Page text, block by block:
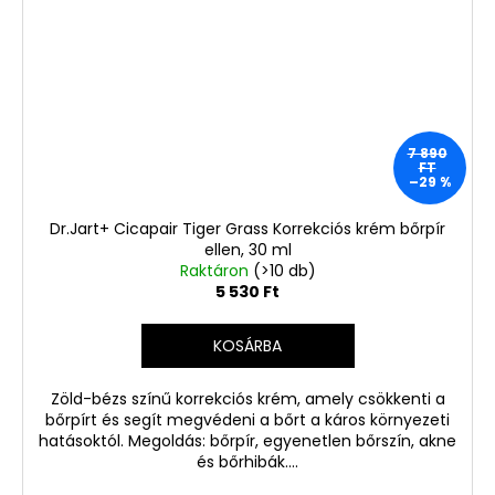
7 890
FT
–29 %
Dr.Jart+ Cicapair Tiger Grass Korrekciós krém bőrpír
ellen, 30 ml
Raktáron (>10 db)
5 530 Ft
KOSÁRBA
Zöld-bézs színű korrekciós krém, amely csökkenti a
bőrpírt és segít megvédeni a bőrt a káros környezeti
hatásoktól. Megoldás: bőrpír, egyenetlen bőrszín, akne
és bőrhibák....